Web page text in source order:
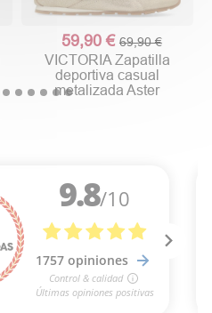
59,90 € 69,90 €
VICTORIA Zapatilla
deportiva casual
metalizada Aster